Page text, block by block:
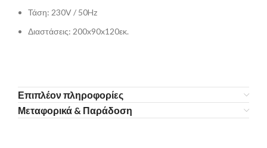
Τάση: 230V / 50Hz
Διαστάσεις: 200x90x120εκ.
Επιπλέον πληροφορίες
Μεταφορικά & Παράδοση